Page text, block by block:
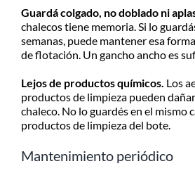
Guardá colgado, no doblado ni
chalecos tiene memoria. Si lo
semanas, puede mantener esa
de flotación. Un gancho ancho es
Lejos de productos químicos. Los
productos de limpieza pueden
chaleco. No lo guardés en el mismo
productos de limpieza del bote.
Mantenimiento periódico